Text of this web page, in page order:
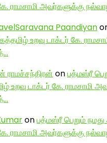
ராமசாமி அவர்களுக்கு
Paandiyan
உறவு டாக்டர் கே.
onபத்மஸ்ரீ
உறவு டாக்டர் கே. ராமசாமி
onபத்மஸ்ரீ பெறும்
ராமசாமி அவர்களுக்கு